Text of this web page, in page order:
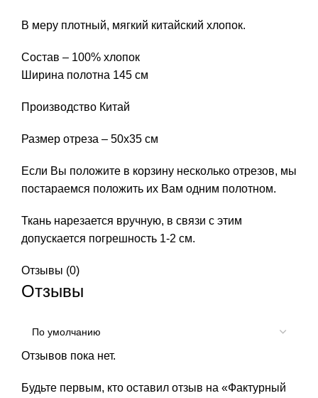
В меру плотный, мягкий китайский хлопок.
Состав – 100% хлопок
Ширина полотна 145 см
Производство Китай
Размер отреза – 50х35 см
Если Вы положите в корзину несколько отрезов, мы
постараемся положить их Вам одним полотном.
Ткань нарезается вручную, в связи с этим
допускается погрешность 1-2 см.
Отзывы (0)
Отзывы
Отзывов пока нет.
Будьте первым, кто оставил отзыв на «Фактурный